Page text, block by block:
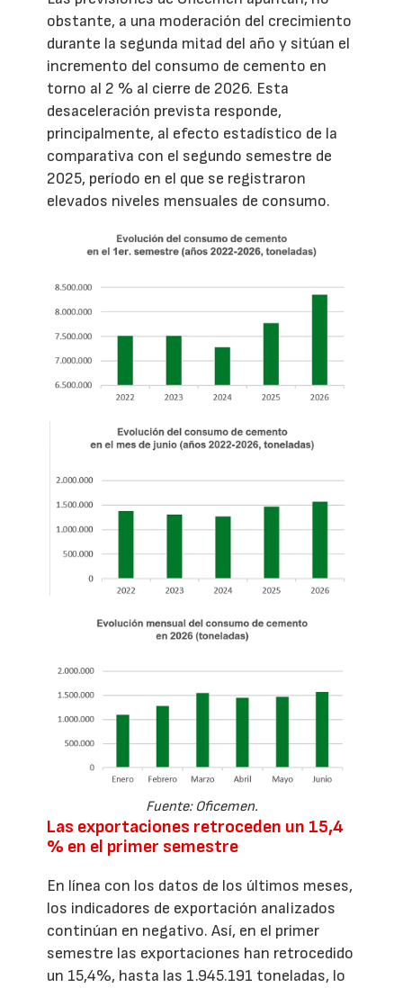
obstante, a una moderación del crecimiento
durante la segunda mitad del año y sitúan el
incremento del consumo de cemento en
torno al 2 % al cierre de 2026. Esta
desaceleración prevista responde,
principalmente, al efecto estadístico de la
comparativa con el segundo semestre de
2025, período en el que se registraron
elevados niveles mensuales de consumo.
Fuente: Oficemen.
Las exportaciones retroceden un 15,4
% en el primer semestre
En línea con los datos de los últimos meses,
los indicadores de exportación analizados
continúan en negativo. Así, en el primer
semestre las exportaciones han retrocedido
un 15,4%, hasta las 1.945.191 toneladas, lo